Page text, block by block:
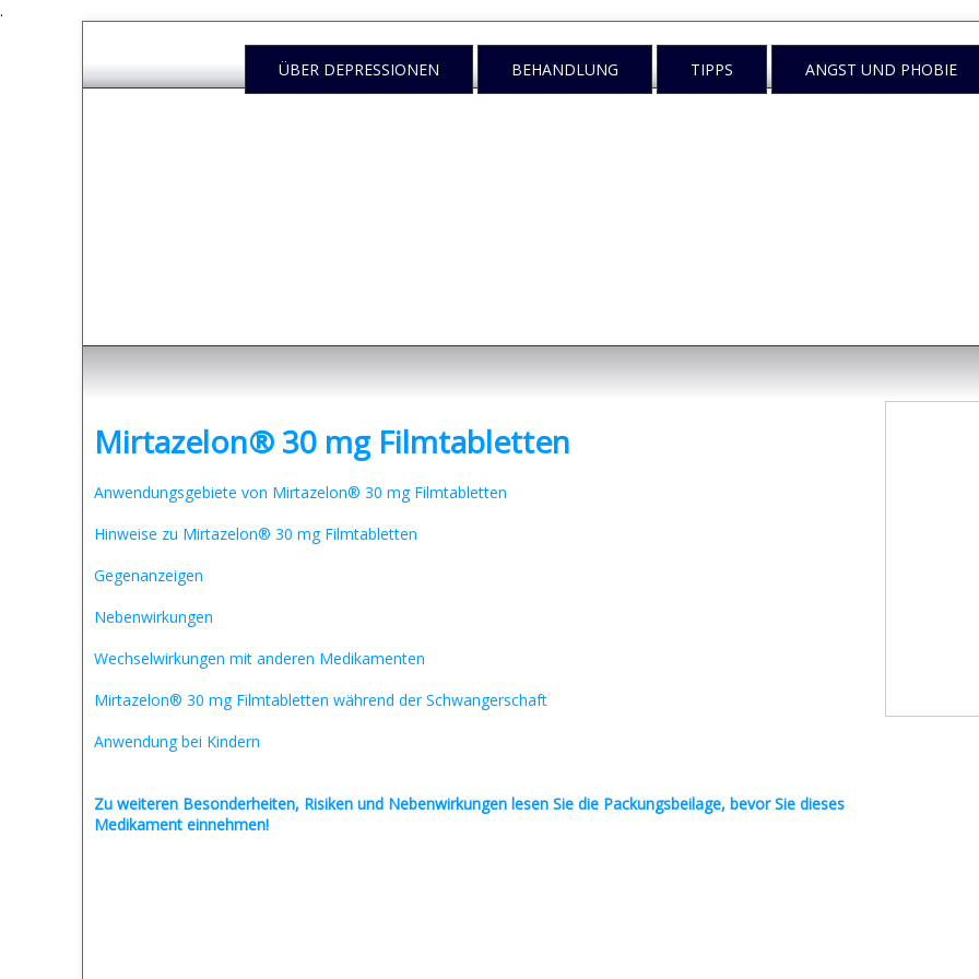
.
ÜBER DEPRESSIONEN BEHANDLUNG TIPPS ANGST UND PHOBIE
Mirtazelon® 30 mg Filmtabletten
Anwendungsgebiete von Mirtazelon® 30 mg Filmtabletten
Hinweise zu Mirtazelon® 30 mg Filmtabletten
Gegenanzeigen
Nebenwirkungen
Wechselwirkungen mit anderen Medikamenten
Mirtazelon® 30 mg Filmtabletten während der Schwangerschaft
Anwendung bei Kindern
Zu weiteren Besonderheiten, Risiken und Nebenwirkungenlesen Sie die Packungsbeilage, bevor Sie dieses
Medikament einnehmen!